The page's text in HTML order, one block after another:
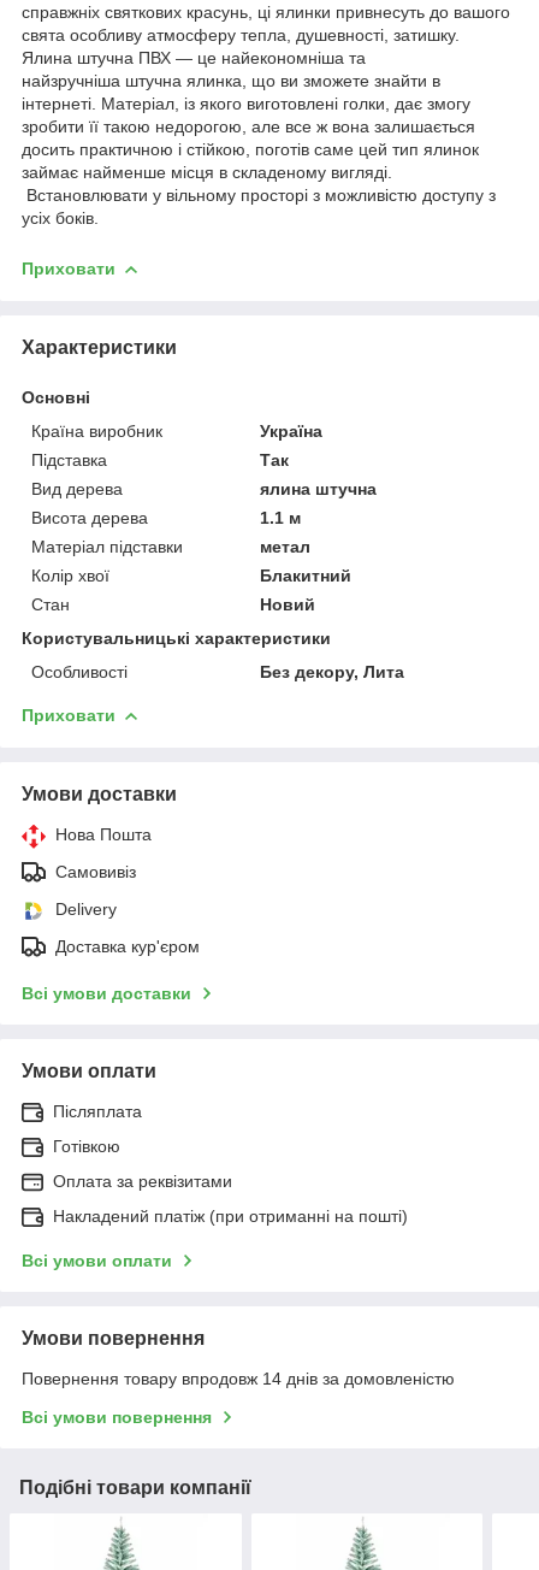
справжніх святкових красунь, ці ялинки привнесуть до вашого
свята особливу атмосферу тепла, душевності, затишку.
Ялина штучна ПВХ — це найекономніша та
найзручніша штучна ялинка, що ви зможете знайти в
інтернеті. Матеріал, із якого виготовлені голки, дає змогу
зробити її такою недорогою, але все ж вона залишається
досить практичною і стійкою, поготів саме цей тип ялинок
займає найменше місця в складеному вигляді.
Встановлювати у вільному просторі з можливістю доступу з
усіх боків.
Приховати
Характеристики
Основні
Країна виробник
Україна
Підставка
Так
Вид дерева
ялина штучна
Висота дерева
1.1 м
Матеріал підставки
метал
Колір хвої
Блакитний
Стан
Новий
Користувальницькі характеристики
Особливості
Без декору, Лита
Приховати
Умови доставки
Нова Пошта
Самовивіз
Delivery
Доставка кур'єром
Всі умови доставки
Умови оплати
Післяплата
Готівкою
Оплата за реквізитами
Накладений платіж (при отриманні на пошті)
Всі умови оплати
Умови повернення
Повернення товару впродовж 14 днів за домовленістю
Всі умови повернення
Подібні товари компанії